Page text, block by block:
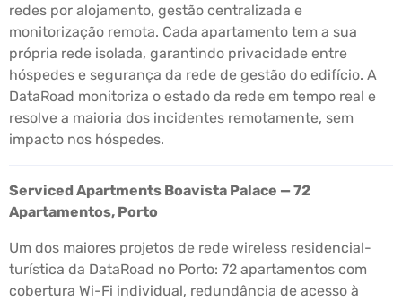
redes por alojamento, gestão centralizada e
monitorização remota. Cada apartamento tem a sua
própria rede isolada, garantindo privacidade entre
hóspedes e segurança da rede de gestão do edifício. A
DataRoad monitoriza o estado da rede em tempo real e
resolve a maioria dos incidentes remotamente, sem
impacto nos hóspedes.
Serviced Apartments Boavista Palace — 72
Apartamentos, Porto
Um dos maiores projetos de rede wireless residencial-
turística da DataRoad no Porto: 72 apartamentos com
cobertura Wi-Fi individual, redundância de acesso à